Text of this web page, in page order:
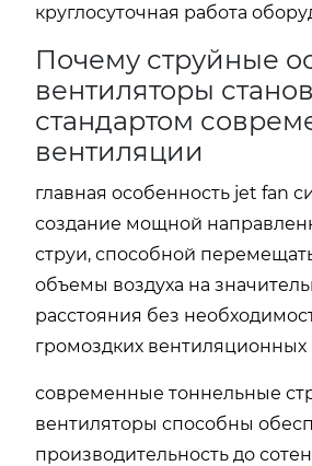
круглосуточная работа
Почему струйные
вентиляторы
стандартом
вентиляции
главная особенность jet fan
создание мощной
струи, способной
объемы воздуха на
расстояния без
громоздких вентиляционных
современные тоннельные
вентиляторы способны
производительность до